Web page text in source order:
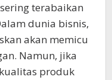
terabaikan
dunia bisnis,
akan memicu
Namun, jika
produk